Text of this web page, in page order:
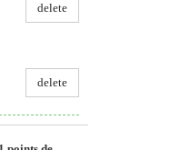
delete
delete